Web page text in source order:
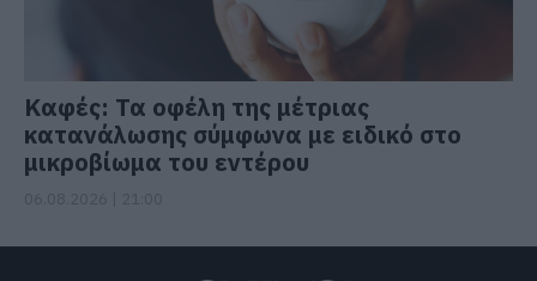
Καφές: Τα οφέλη της μέτριας
κατανάλωσης σύμφωνα με ειδικό στο
μικροβίωμα του εντέρου